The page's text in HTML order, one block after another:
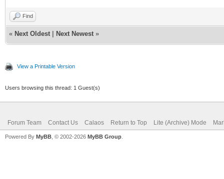
Find
« Next Oldest Next Newest »
View a Printable Version
Users browsing this thread: 1 Guest(s)
Forum Team Contact Us Calaos Return to Top Lite (Archive) Mode
Powered By MyBB , © 2002-2026 MyBB Group